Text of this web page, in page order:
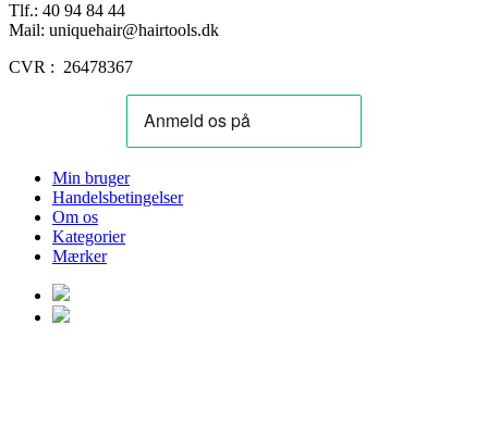
Tlf.: 40 94 84 44
Mail: uniquehair@hairtools.dk
CVR : 26478367
Min bruger
Handelsbetingelser
Om os
Kategorier
Mærker